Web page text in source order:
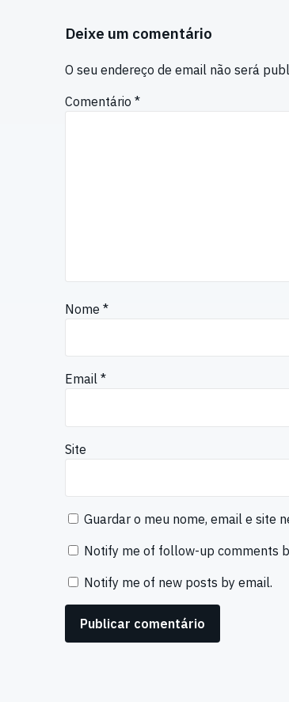
Deixe um comentário
O seu endereço de email não será
Comentário *
Nome *
Email *
Site
Guardar o meu nome, email e site
Notify me of follow-up comments
Notify me of new posts by email.